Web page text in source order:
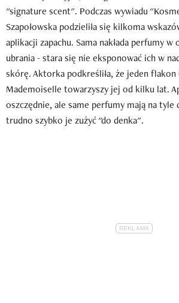
"signature scent". Podczas wywiadu
Szapołowska podzieliła się kilkoma
aplikacji zapachu. Sama nakłada perfumy
ubrania - stara się nie eksponować ich w
skórę. Aktorka podkreśliła, że jeden flakon
Mademoiselle towarzyszy jej od kilku lat.
oszczędnie, ale same perfumy mają na tyle
trudno szybko je zużyć "do denka".